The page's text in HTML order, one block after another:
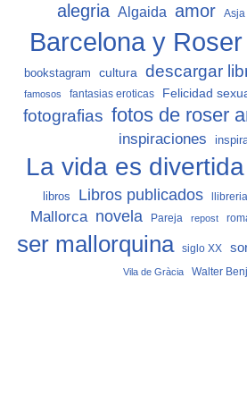
alegria Algaida amor Asja
Barcelona y Roser
bookstagram cultura descargar
famosos fantasias eroticas Felicidad
fotografias fotos de roser
inspiraciones
La vida es divertida
libros
Libros publicados llibreria
Mallorca novela Pareja repost
ser mallorquina siglo XX
Vila de Gràcia Walter